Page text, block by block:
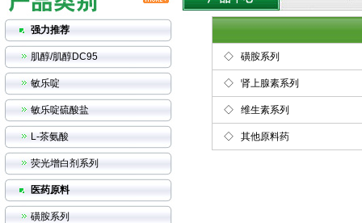
强力推荐
肌醇/肌醇DC95
敏乐啶
敏乐啶硫酸盐
L-茶氨酸
荧光增白剂系列
医药原料
磺胺系列
◇ 磺胺系列
◇ 肾上腺素系列
◇ 维生素系列
◇ 其他原料药